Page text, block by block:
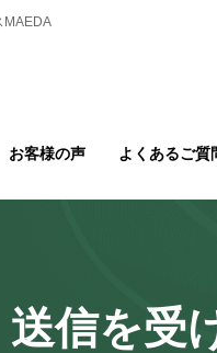
MAEDA
お客様の声 よくあるご質
送信を受